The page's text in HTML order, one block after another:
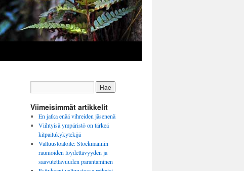
Viimeisimmät artikkelit
En jatka enää vihreiden jäsenenä
Viihtyisä ympäristö on tärkeä
kilpailukykytekijä
Valtuustoaloite: Stockmannin
raunioiden löydettävyyden ja
saavutettavuuden parantaminen